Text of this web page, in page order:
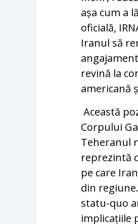
așa cum a
oficială,
Iranul să
revină la
americană
Această
Corpului
Teheranul
reprezintă
pe care
din
statu-quo
implicațiile